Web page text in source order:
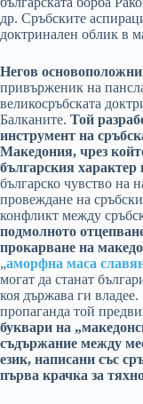
др. Сръбските
доктринален облик в
Негов
привърженик на
великосръбската
Балканите. Той
инструмент на
Македония, чрез
българския характер
българско чувство на
провеждане на
конфликт между
подмолното
прокарване на
„аморфна маса
могат да станат
коя държава ги
пропаганда той
буквари на
съдържание между
език, написани със
първа крачка за